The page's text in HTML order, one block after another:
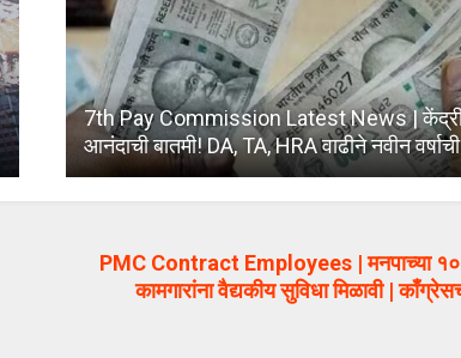
7th Pay Commission Latest News | केंद्रीय
आनंदाची बातमी! DA, TA, HRA वाढीने नवीन
PMC Contract Employees | मनपाच्या १०
कामगारांना वैद्यकीय सुविधा मिळावी |